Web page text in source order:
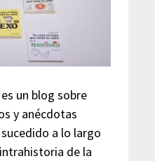
es un blog sobre
y anécdotas
a lo largo
de la